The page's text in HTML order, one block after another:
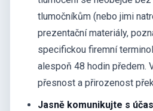
tlumočníkům (nebo jimi
prezentační materiály,
specifickou firemní
alespoň 48 hodin předem.
přesnost a přirozenost
Jasně komunikujte s